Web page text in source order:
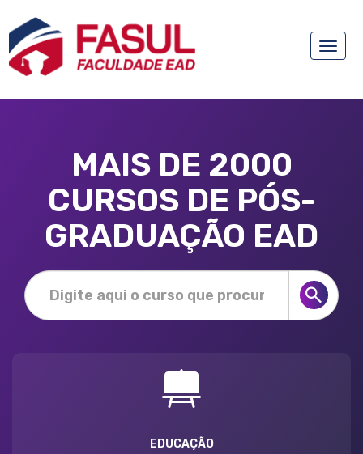
Toggle
MAIS DE 2000
CURSOS DE PÓS-
GRADUAÇÃO EAD
EDUCAÇÃO